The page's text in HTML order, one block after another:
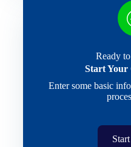
Ready
Start Your
Enter some basic